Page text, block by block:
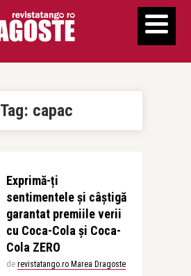
Tag: capac
Exprimă-ți
sentimentele și câștigă
garantat premiile verii
cu Coca-Cola și Coca-
Cola ZERO
de revistatango.ro Marea Dragoste